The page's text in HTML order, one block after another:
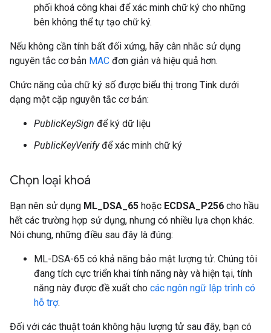
phối khoá công khai để xác minh chữ ký cho những
bên không thể tự tạo chữ ký.
Nếu không cần tính bất đối xứng, hãy cân nhắc sử dụng
nguyên tắc cơ bản MAC đơn giản và hiệu quả hơn.
Chức năng của chữ ký số được biểu thị trong Tink dưới
dạng một cặp nguyên tắc cơ bản:
PublicKeySign để ký dữ liệu
PublicKeyVerifyđể xác minh chữ ký
Chọn loại khoá
Bạn nên sử dụng ML_DSA_65 hoặc ECDSA_P256 cho hầu
hết các trường hợp sử dụng, nhưng có nhiều lựa chọn khác.
Nói chung, những điều sau đây là đúng:
ML-DSA-65 có khả năng bảo mật lượng tử. Chúng tôi
đang tích cực triển khai tính năng này và hiện tại, tính
năng này được đề xuất cho các ngôn ngữ lập trình có
hỗ trợ.
Đối với các thuật toán không hậu lượng tử sau đây, bạn có